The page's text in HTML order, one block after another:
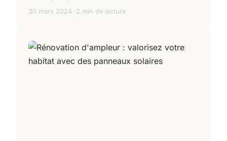
30 mars 2024 2 min de lecture